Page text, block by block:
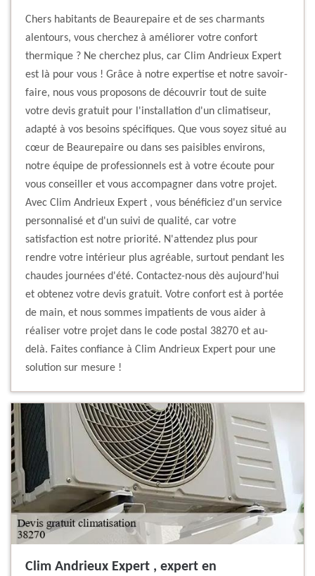
Chers habitants de Beaurepaire et de ses charmants
alentours, vous cherchez à améliorer votre confort
thermique ? Ne cherchez plus, car Clim Andrieux Expert
est là pour vous ! Grâce à notre expertise et notre savoir-
faire, nous vous proposons de découvrir tout de suite
votre devis gratuit pour l'installation d'un climatiseur,
adapté à vos besoins spécifiques. Que vous soyez situé au
cœur de Beaurepaire ou dans ses paisibles environs,
notre équipe de professionnels est à votre écoute pour
vous conseiller et vous accompagner dans votre projet.
Avec Clim Andrieux Expert , vous bénéficiez d'un service
personnalisé et d'un suivi de qualité, car votre
satisfaction est notre priorité. N'attendez plus pour
rendre votre intérieur plus agréable, surtout pendant les
chaudes journées d'été. Contactez-nous dès aujourd'hui
et obtenez votre devis gratuit. Votre confort est à portée
de main, et nous sommes impatients de vous aider à
réaliser votre projet dans le code postal 38270 et au-
delà. Faites confiance à Clim Andrieux Expert pour une
solution sur mesure !
Clim Andrieux Expert , expert en